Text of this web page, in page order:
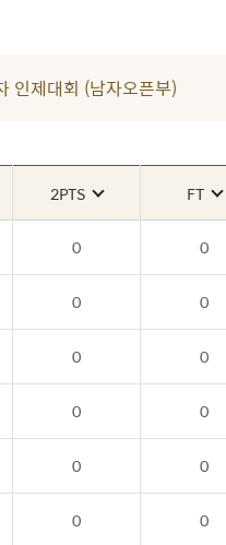
제대회 (남자오픈부)
2PTS FT
0 0
0 0
0 0
0 0
0 0
0 0